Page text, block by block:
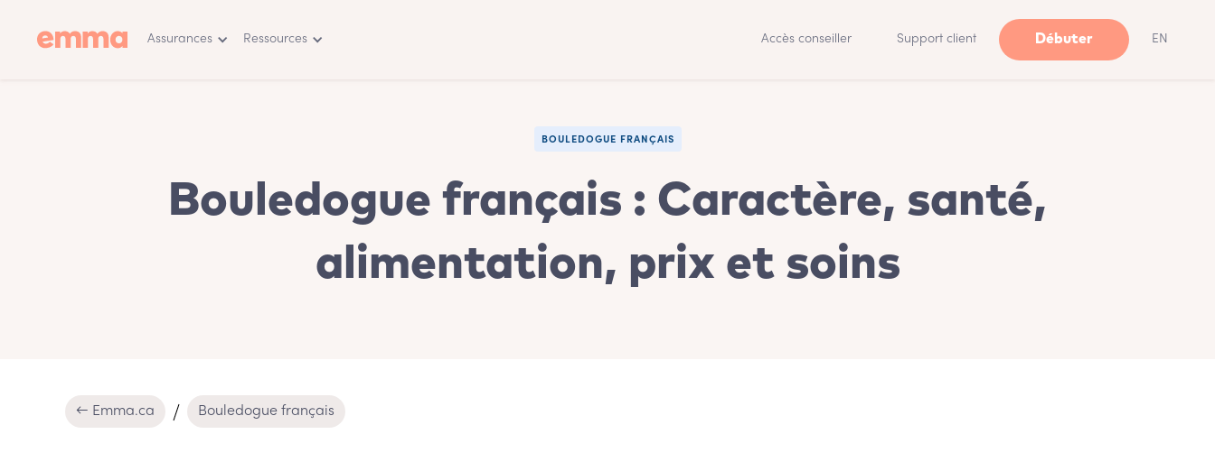
Assurances Ressources Accès conseiller Support client Débuter EN
BOULEDOGUE FRANÇAIS
Bouledogue français : Caractère, santé,
alimentation, prix et soins
← Emma.ca Bouledogue français